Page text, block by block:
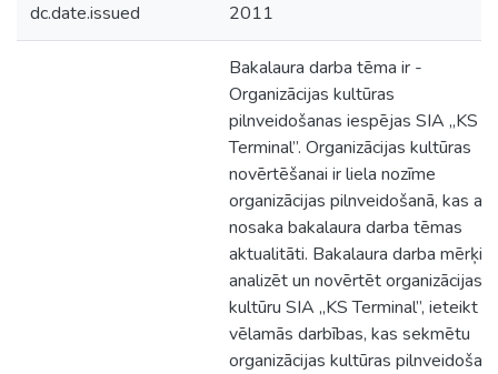
dc.date.issued 2011
Bakalaura darba tēma ir -
Organizācijas kultūras
pilnveidošanas iespējas SIA „KS
Terminal”. Organizācijas kultūras
novērtēšanai ir liela nozīme
organizācijas pilnveidošanā, kas arī
nosaka bakalaura darba tēmas
aktualitāti. Bakalaura darba mērķis
analizēt un novērtēt organizācijas
kultūru SIA „KS Terminal”, ieteikt
vēlamās darbības, kas sekmētu
organizācijas kultūras